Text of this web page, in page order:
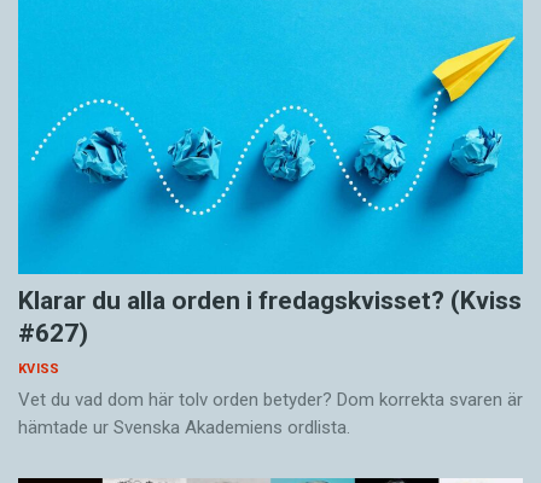
Klarar du alla orden i fredagskvisset? (Kviss
#627)
KVISS
Vet du vad dom här tolv orden betyder? Dom korrekta svaren är
hämtade ur Svenska Akademiens ordlista.